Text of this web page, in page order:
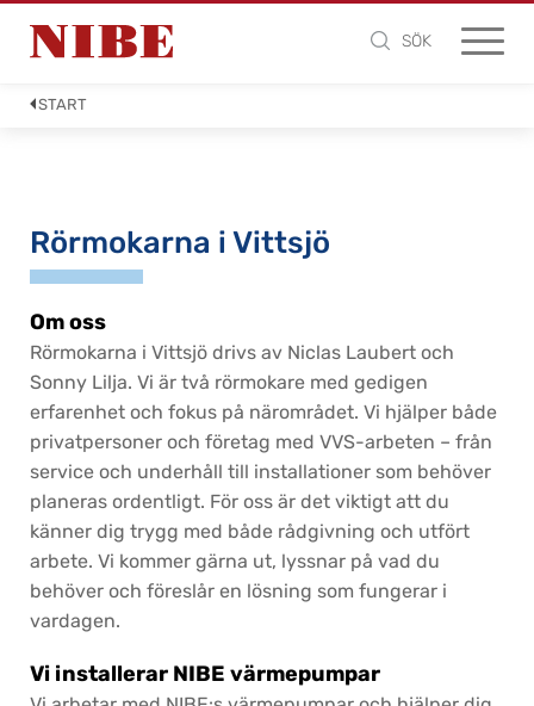
SÖK
START
Rörmokarna i Vittsjö
Om oss
Rörmokarna i Vittsjö drivs av Niclas Laubert och
Sonny Lilja. Vi är två rörmokare med gedigen
erfarenhet och fokus på närområdet. Vi hjälper både
privatpersoner och företag med VVS-arbeten – från
service och underhåll till installationer som behöver
planeras ordentligt. För oss är det viktigt att du
känner dig trygg med både rådgivning och utfört
arbete. Vi kommer gärna ut, lyssnar på vad du
behöver och föreslår en lösning som fungerar i
vardagen.
Vi installerar NIBE värmepumpar